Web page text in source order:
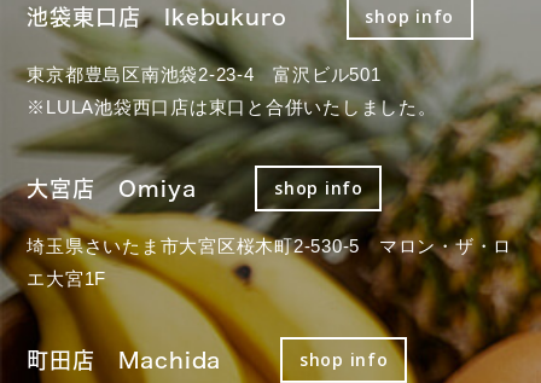
池袋東口店 Ikebukuro shop info
東京都豊島区南池袋2-23-4 富沢ビル501
※LULA池袋西口店は東口と合併いたしました。
大宮店 Omiya shop info
埼玉県さいたま市大宮区桜木町2-530-5 マロン・ザ・ロ
エ大宮1F
町田店 Machida shop info